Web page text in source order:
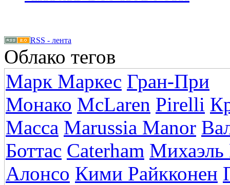
RSS - лента
Облако тегов
Марк Маркес Гран-При
Монако McLaren Pirelli
Масса Marussia Manor
Боттас Caterham
Алонсо Кими Райкконен